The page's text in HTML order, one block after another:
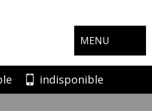
MENU
indisponible